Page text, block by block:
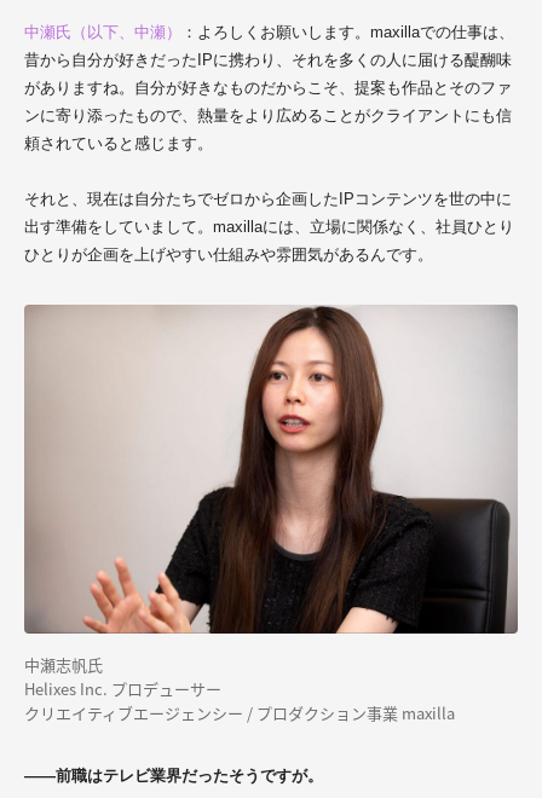
中瀬氏（以下、中瀬）
：よろしくお願いします。maxillaでの仕事は、
昔から自分が好きだったIPに携わり、それを多くの人に届ける醍醐味
がありますね。自分が好きなものだからこそ、提案も作品とそのファ
ンに寄り添ったもので、熱量をより広めることがクライアントにも信
頼されていると感じます。
それと、現在は自分たちでゼロから企画したIPコンテンツを世の中に
出す準備をしていまして。maxillaには、立場に関係なく、社員ひとり
ひとりが企画を上げやすい仕組みや雰囲気があるんです。
中瀬志帆氏
Helixes Inc. プロデューサー
クリエイティブエージェンシー / プロダクション事業 maxilla
――前職はテレビ業界だったそうですが。